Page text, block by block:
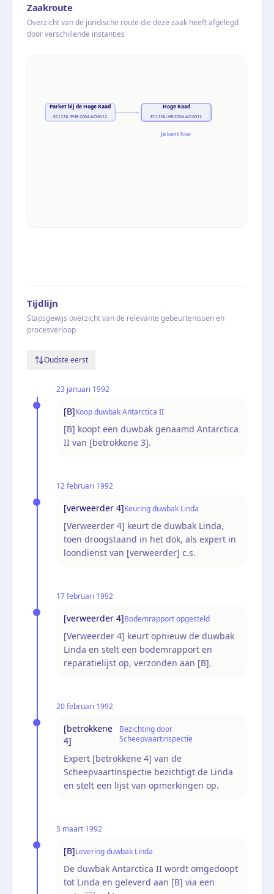
Zaakroute
Overzicht van de juridische route die deze zaak heeft afgelegd
door verschillende instanties
Parket bij de Hoge Raad
ECLI:NL:PHR:2004:AO6012
Hoge Raad
ECLI:NL:HR:2004:AO6012
Je bent hier
Tijdlijn
Stapsgewijs overzicht van de relevante gebeurtenissen en
procesverloop
Oudste eerst
23 januari 1992
[B]Koop duwbak Antarctica II
[B] koopt een duwbak genaamd Antarctica
II van [betrokkene 3].
12 februari 1992
[verweerder 4]Keuring duwbak Linda
[Verweerder 4] keurt de duwbak Linda,
toen droogstaand in het dok, als expert in
loondienst van [verweerder] c.s.
17 februari 1992
[verweerder 4]Bodemrapport opgesteld
[Verweerder 4] keurt opnieuw de duwbak
Linda en stelt een bodemrapport en
reparatielijst op, verzonden aan [B].
20 februari 1992
[betrokkene
4]
Bezichting door
Scheepvaartinspectie
Expert [betrokkene 4] van de
Scheepvaartinspectie bezichtigt de Linda
en stelt een lijst van opmerkingen op.
5 maart 1992
[B]Levering duwbak Linda
De duwbak Antarctica II wordt omgedoopt
tot Linda en geleverd aan [B] via een